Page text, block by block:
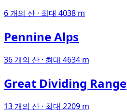
6 개의 산 · 최대 4038 m
Pennine Alps
36 개의 산 · 최대 4634 m
Great Dividing Range
13 개의 산 · 최대 2209 m